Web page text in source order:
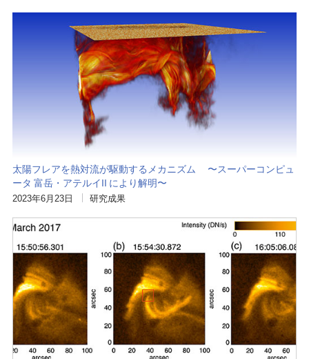
太陽フレアを熱対流が駆動するメカニズム 〜スーパーコンピュ
ータ 富岳・アテルイII により解明〜
2023年6月23日 研究成果